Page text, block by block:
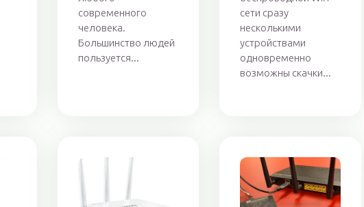
современного
человека.
Большинство людей
пользуется...
сети сразу
несколькими
устройствами
одновременно
возможны скачки...